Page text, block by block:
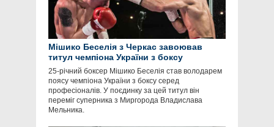
Мішико Беселія з Черкас завоював
титул чемпіона України з боксу
25-річний боксер Мішико Беселія став володарем
поясу чемпіона України з боксу серед
професіоналів. У поєдинку за цей титул він
переміг суперника з Миргорода Владислава
Мельника.